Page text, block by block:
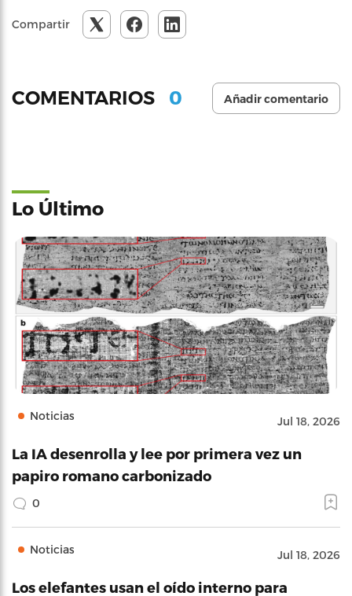
Compartir
COMENTARIOS 0 Añadir comentario
Lo Último
Noticias Jul 18, 2026
La IA desenrolla y lee por primera vez un
papiro romano carbonizado
0
Noticias Jul 18, 2026
Los elefantes usan el oído interno para